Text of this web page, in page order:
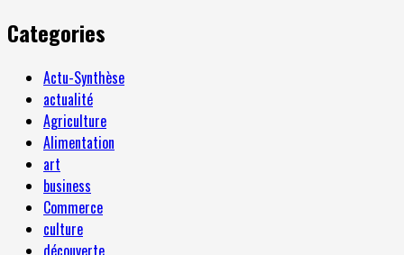
Categories
Actu-Synthèse
actualité
Agriculture
Alimentation
art
business
Commerce
culture
découverte